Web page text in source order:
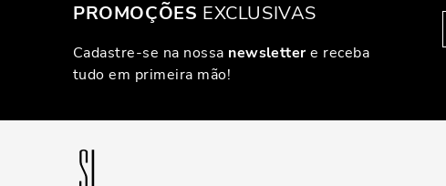
PROMOÇÕES EXCLUSIVAS
Cadastre-se na nossa newslettere receba
tudo em primeira mão!